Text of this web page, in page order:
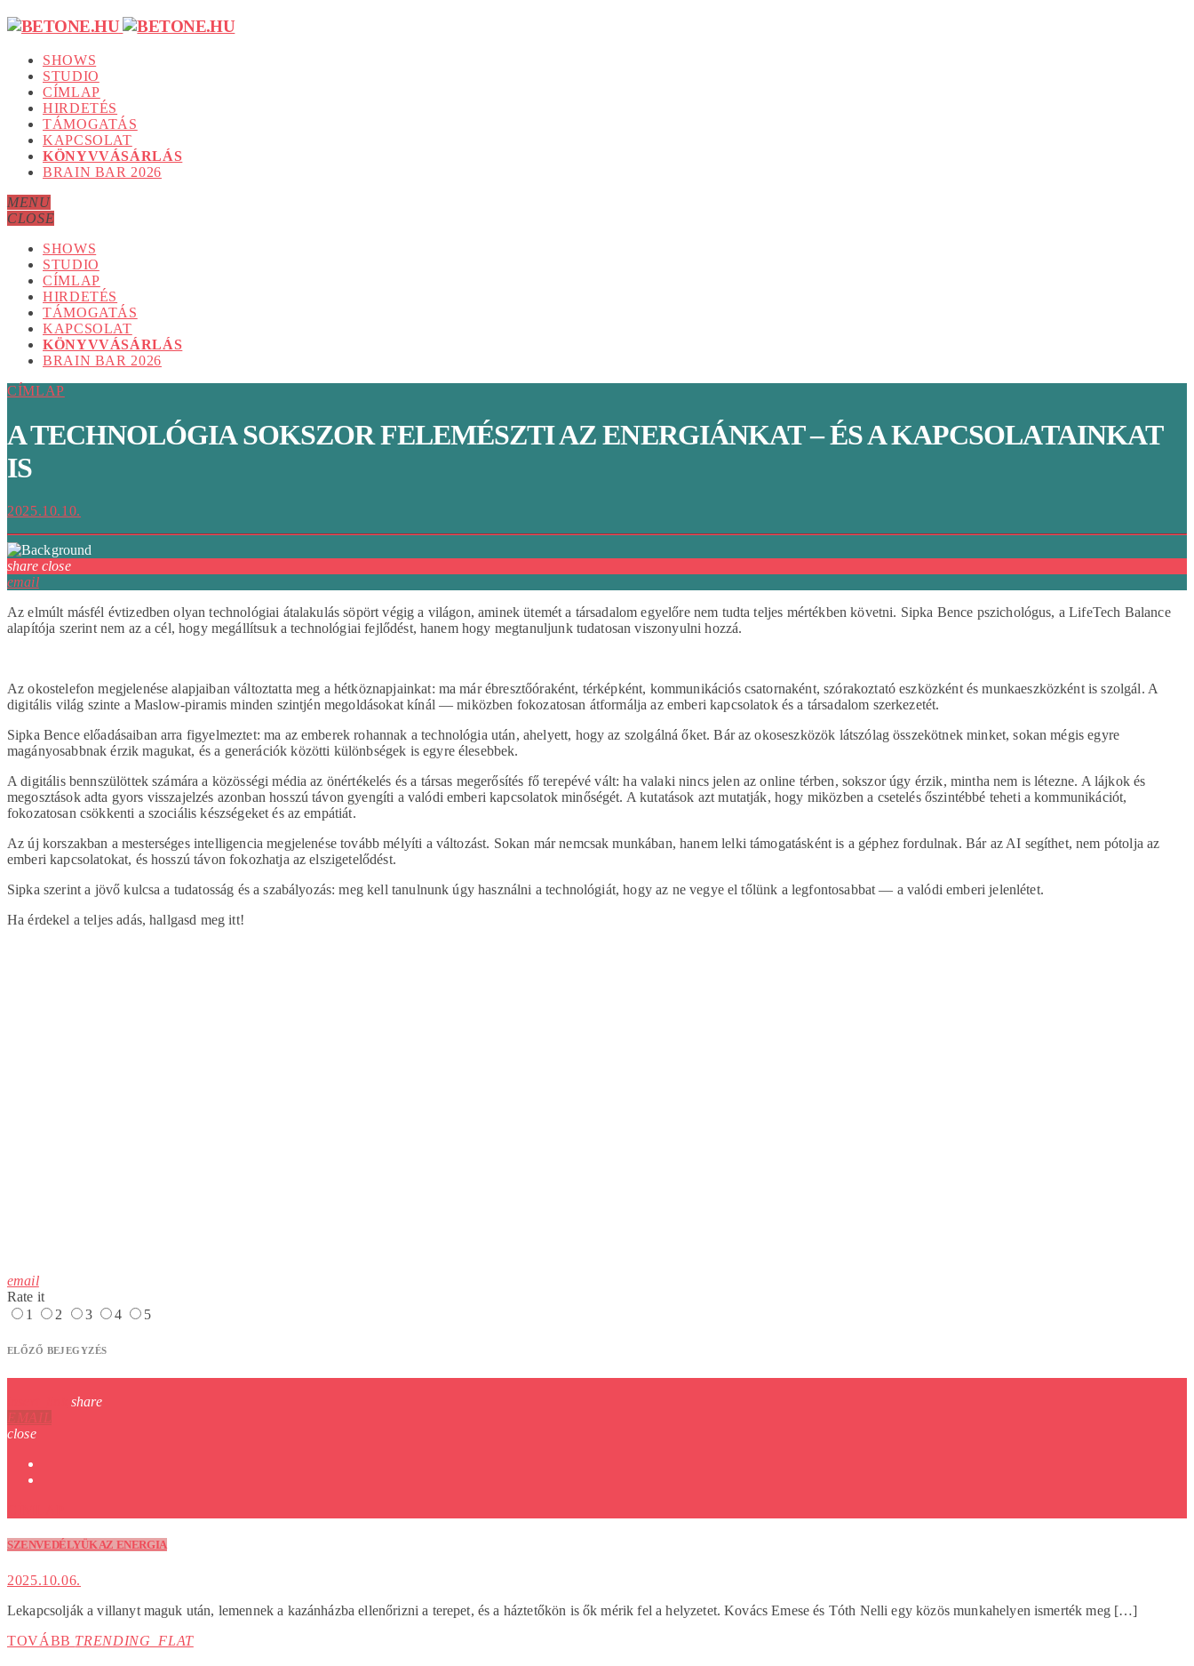
SHOWS
STUDIO
CÍMLAP
HIRDETÉS
TÁMOGATÁS
KAPCSOLAT
KÖNYVVÁSÁRLÁS
BRAIN BAR 2026
MENU
CLOSE
SHOWS
STUDIO
CÍMLAP
HIRDETÉS
TÁMOGATÁS
KAPCSOLAT
KÖNYVVÁSÁRLÁS
BRAIN BAR 2026
CÍMLAP
A TECHNOLÓGIA SOKSZOR FELEMÉSZTI AZ ENERGIÁNKAT – ÉS A KAPCSOLATAINKAT
IS
2025.10.10.
share close
email
Az elmúlt másfél évtizedben olyan technológiai átalakulás söpört végig a világon, aminek ütemét a társadalom egyelőre nem tudta teljes mértékben követni. Sipka Bence pszichológus, a LifeTech Balance
alapítója szerint nem az a cél, hogy megállítsuk a technológiai fejlődést, hanem hogy megtanuljunk tudatosan viszonyulni hozzá.
Az okostelefon megjelenése alapjaiban változtatta meg a hétköznapjainkat: ma már ébresztőóraként, térképként, kommunikációs csatornaként, szórakoztató eszközként és munkaeszközként is szolgál. A
digitális világ szinte a Maslow-piramis minden szintjén megoldásokat kínál — miközben fokozatosan átformálja az emberi kapcsolatok és a társadalom szerkezetét.
Sipka Bence előadásaiban arra figyelmeztet: ma az emberek rohannak a technológia után, ahelyett, hogy az szolgálná őket. Bár az okoseszközök látszólag összekötnek minket, sokan mégis egyre
magányosabbnak érzik magukat, és a generációk közötti különbségek is egyre élesebbek.
A digitális bennszülöttek számára a közösségi média az önértékelés és a társas megerősítés fő terepévé vált: ha valaki nincs jelen az online térben, sokszor úgy érzik, mintha nem is létezne. A lájkok és
megosztások adta gyors visszajelzés azonban hosszú távon gyengíti a valódi emberi kapcsolatok minőségét. A kutatások azt mutatják, hogy miközben a csetelés őszintébbé teheti a kommunikációt,
fokozatosan csökkenti a szociális készségeket és az empátiát.
Az új korszakban a mesterséges intelligencia megjelenése tovább mélyíti a változást. Sokan már nemcsak munkában, hanem lelki támogatásként is a géphez fordulnak. Bár az AI segíthet, nem pótolja az
emberi kapcsolatokat, és hosszú távon fokozhatja az elszigetelődést.
Sipka szerint a jövő kulcsa a tudatosság és a szabályozás: meg kell tanulnunk úgy használni a technológiát, hogy az ne vegye el tőlünk a legfontosabbat — a valódi emberi jelenlétet.
Ha érdekel a teljes adás, hallgasd meg itt!
email
Rate it
1
2 3 4 5
ELŐZŐ BEJEGYZÉS
share
EMAIL
close
SZENVEDÉLYÜK AZ ENERGIA
2025.10.06.
Lekapcsolják a villanyt maguk után, lemennek a kazánházba ellenőrizni a terepet, és a háztetőkön is ők mérik fel a helyzetet. Kovács Emese és Tóth Nelli egy közös munkahelyen ismerték meg […]
TOVÁBB TRENDING_FLAT